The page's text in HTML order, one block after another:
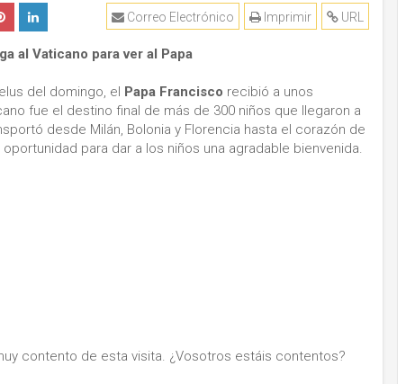
URL
Imprimir
Correo Electrónico
al Vaticano para ver al Papa
del domingo, el Papa Francisco recibió a unos
fue el destino final de más de 300 niños que llegaron a
desde Milán, Bolonia y Florencia hasta el corazón de
para dar a los niños una agradable bienvenida.
contento de esta visita. ¿Vosotros estáis contentos?